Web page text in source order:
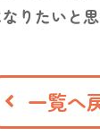
りたいと思
一覧へ